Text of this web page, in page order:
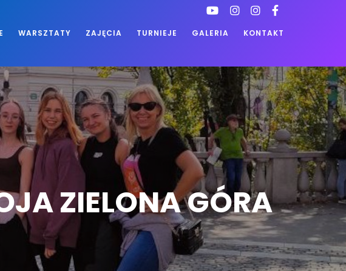
WARSZTATY ZAJĘCIA TURNIEJE GALERIA KONTAKT
ZIELONA GÓRA